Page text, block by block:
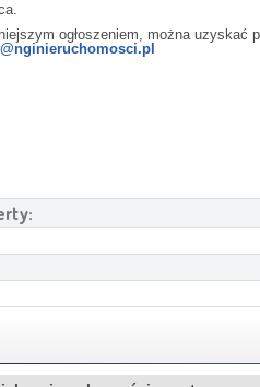
ogłoszeniem, można uzyskać